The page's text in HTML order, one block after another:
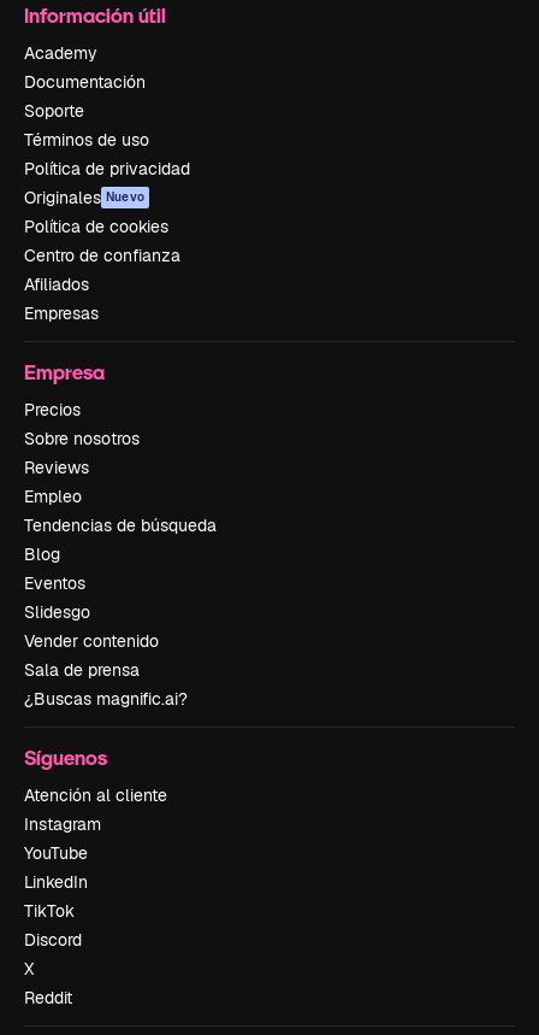
Información útil
Academy
Documentación
Soporte
Términos de uso
Política de privacidad
Originales Nuevo
Política de cookies
Centro de confianza
Afiliados
Empresas
Empresa
Precios
Sobre nosotros
Reviews
Empleo
Tendencias de búsqueda
Blog
Eventos
Slidesgo
Vender contenido
Sala de prensa
¿Buscas magnific.ai?
Síguenos
Atención al cliente
Instagram
YouTube
LinkedIn
TikTok
Discord
X
Reddit